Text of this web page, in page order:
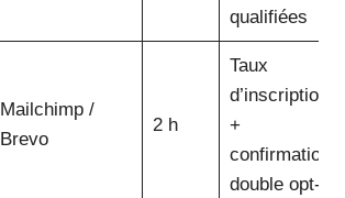
qualifiées
Mailchimp /
Brevo
2 h
Taux
d’inscription
+
confirmations
double opt-in